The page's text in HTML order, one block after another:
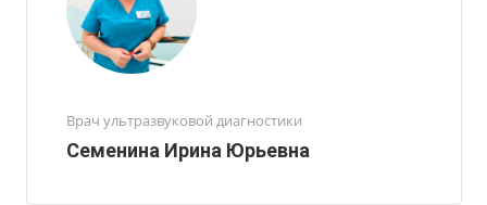
Врач ультразвуковой диагностики
Семенина Ирина Юрьевна